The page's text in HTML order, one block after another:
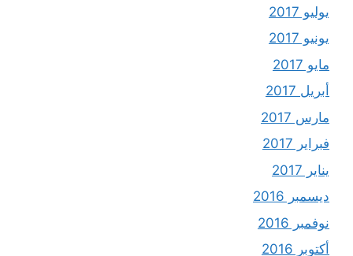
يوليو 2017
يونيو 2017
مايو 2017
أبريل 2017
مارس 2017
فبراير 2017
يناير 2017
ديسمبر 2016
نوفمبر 2016
أكتوبر 2016